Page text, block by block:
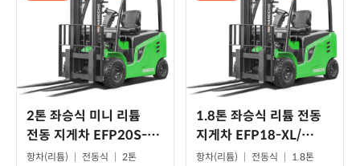
2톤 좌승식 미니 리튬
전동 지게차 EFP20S-
XL/고급형모델
항차(리튬) | 전동식 | 2톤
1.8톤 좌승식 리튬 전동
지게차 EFP18-XL/
고급형모델
항차(리튬) | 전동식 | 1.8톤